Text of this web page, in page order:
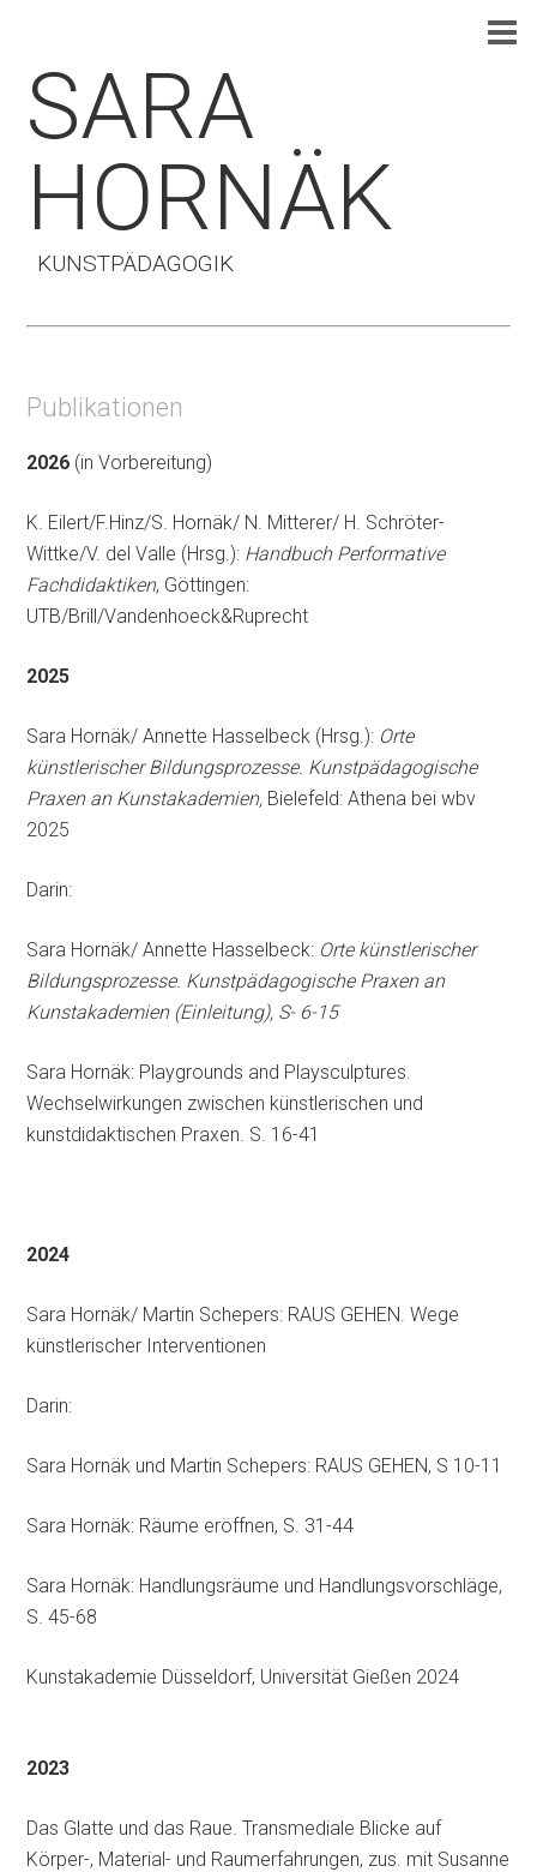
SARA
HORNÄK
KUNSTPÄDAGOGIK
Publikationen
2026 (in Vorbereitung)
K. Eilert/F.Hinz/S. Hornäk/ N. Mitterer/ H. Schröter-
Wittke/V. del Valle (Hrsg.): Handbuch Performative
Fachdidaktiken, Göttingen:
UTB/Brill/Vandenhoeck&Ruprecht
2025
Sara Hornäk/ Annette Hasselbeck (Hrsg.): Orte
künstlerischer Bildungsprozesse. Kunstpädagogische
Praxen an Kunstakademien, Bielefeld: Athena bei wbv
2025
Darin:
Sara Hornäk/ Annette Hasselbeck: Orte künstlerischer
Bildungsprozesse. Kunstpädagogische Praxen an
Kunstakademien (Einleitung), S- 6-15
Sara Hornäk: Playgrounds and Playsculptures.
Wechselwirkungen zwischen künstlerischen und
kunstdidaktischen Praxen. S. 16-41
2024
Sara Hornäk/ Martin Schepers: RAUS GEHEN. Wege
künstlerischer Interventionen
Darin:
Sara Hornäk und Martin Schepers: RAUS GEHEN, S 10-11
Sara Hornäk: Räume eröffnen, S. 31-44
Sara Hornäk: Handlungsräume und Handlungsvorschläge,
S. 45-68
Kunstakademie Düsseldorf, Universität Gießen 2024
2023
Das Glatte und das Raue. Transmediale Blicke auf
Körper-, Material- und Raumerfahrungen, zus. mit Susanne